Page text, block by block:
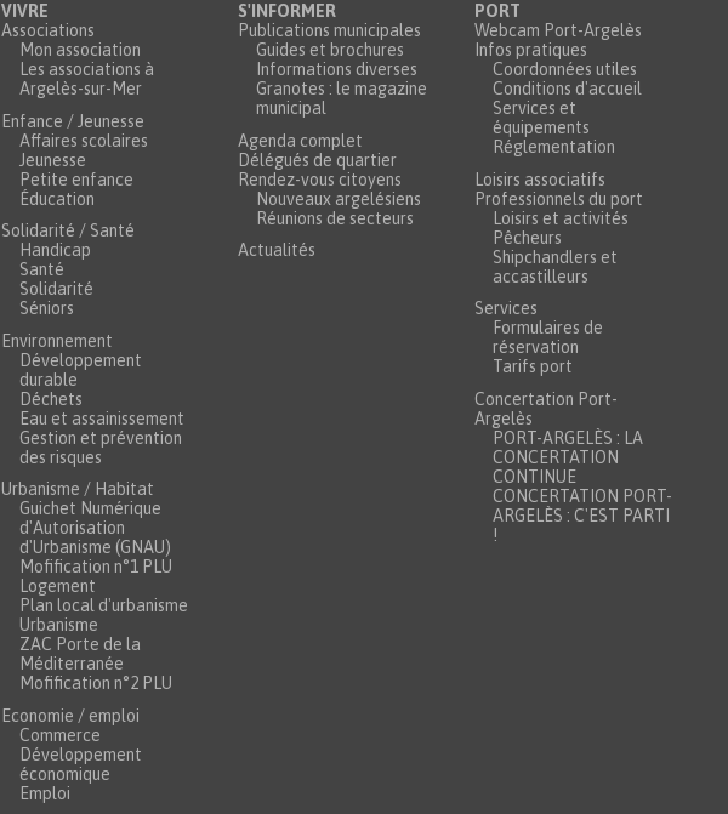
VIVRE
Associations
Mon association
Les associations à
Argelès-sur-Mer
Enfance / Jeunesse
Affaires scolaires
Jeunesse
Petite enfance
Éducation
Solidarité / Santé
Handicap
Santé
Solidarité
Séniors
Environnement
Développement
durable
Déchets
Eau et assainissement
Gestion et prévention
des risques
Urbanisme / Habitat
Guichet Numérique
d'Autorisation
d'Urbanisme (GNAU)
Mofification n°1 PLU
Logement
Plan local d'urbanisme
Urbanisme
ZAC Porte de la
Méditerranée
Mofification n°2 PLU
Economie / emploi
Commerce
Développement
économique
Emploi
S'INFORMER
Publications municipales
Guides et brochures
Informations diverses
Granotes : le magazine
municipal
Agenda complet
Délégués de quartier
Rendez-vous citoyens
Nouveaux argelésiens
Réunions de secteurs
Actualités
PORT
Webcam Port-Argelès
Infos pratiques
Coordonnées utiles
Conditions d'accueil
Services et
équipements
Réglementation
Loisirs associatifs
Professionnels du port
Loisirs et activités
Pêcheurs
Shipchandlers et
accastilleurs
Services
Formulaires de
réservation
Tarifs port
Concertation Port-
Argelès
PORT-ARGELÈS : LA
CONCERTATION
CONTINUE
CONCERTATION PORT-
ARGELÈS : C'EST PARTI
!